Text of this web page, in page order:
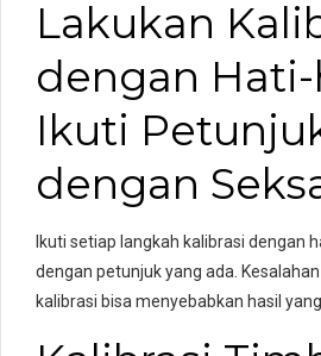
Lakukan
dengan
Ikuti
dengan
Ikuti setiap langkah kalibrasi dengan
dengan petunjuk yang ada.
kalibrasi bisa menyebabkan hasil